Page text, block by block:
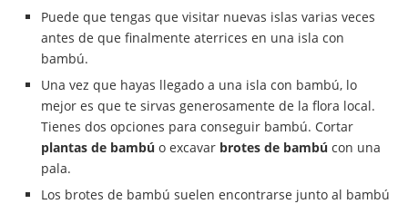
Puede que tengas que visitar nuevas islas varias veces
antes de que finalmente aterrices en una isla con
bambú.
Una vez que hayas llegado a una isla con bambú, lo
mejor es que te sirvas generosamente de la flora local.
Tienes dos opciones para conseguir bambú. Cortar
plantas de bambú o excavar brotes de bambú con una
pala.
Los brotes de bambú suelen encontrarse junto al bambú